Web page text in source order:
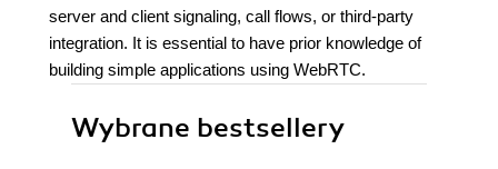
server and client signaling, call flows, or third-party
integration. It is essential to have prior knowledge of
building simple applications using WebRTC.
Wybrane bestsellery